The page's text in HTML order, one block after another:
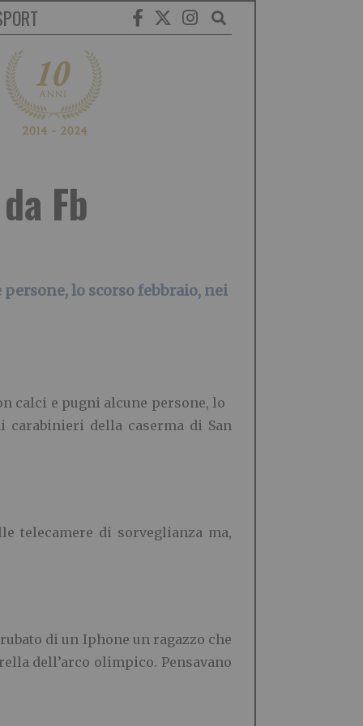
Fb
lo scorso febbraio, nei
calci e pugni alcune persone, lo
carabinieri della caserma di San
telecamere di sorveglianza ma,
di un Iphone un ragazzo che
dell’arco olimpico. Pensavano